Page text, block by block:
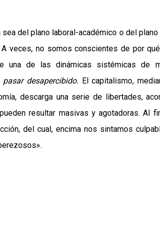
del plano laboral-académico o del
veces, no somos conscientes de por
una de las dinámicas sistémicas de
pasar desapercibido. El capitalismo,
descarga una serie de libertades,
resultar masivas y agotadoras. Al
del cual, encima nos sintamos